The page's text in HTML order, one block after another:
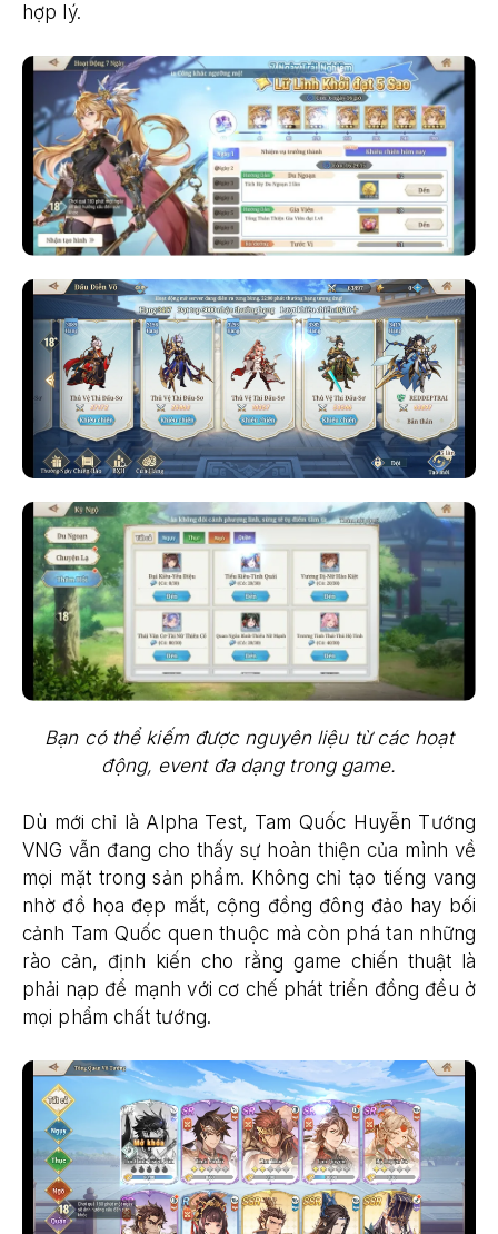
hợp lý.
Bạn có thể kiếm được nguyên liệu từ các hoạt
động, event đa dạng trong game.
Dù mới chỉ là Alpha Test, Tam Quốc Huyễn Tướng
VNG vẫn đang cho thấy sự hoàn thiện của mình về
mọi mặt trong sản phẩm. Không chỉ tạo tiếng vang
nhờ đồ họa đẹp mắt, cộng đồng đông đảo hay bối
cảnh Tam Quốc quen thuộc mà còn phá tan những
rào cản, định kiến cho rằng game chiến thuật là
phải nạp để mạnh với cơ chế phát triển đồng đều ở
mọi phẩm chất tướng.